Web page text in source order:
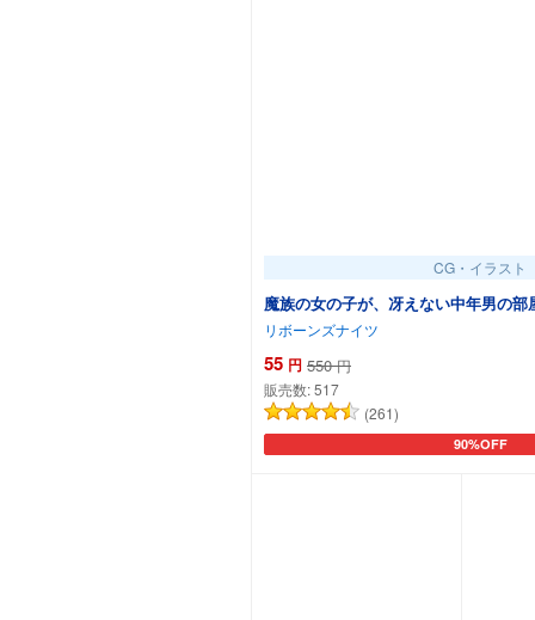
CG・イラスト
魔族の女の子が、冴えない中年男の
リボーンズナイツ
55 円 550 円
販売数:517
(261)
90%OFF
カートに追加